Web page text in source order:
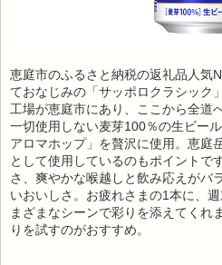
恵庭市のふるさと納税の返礼品人気
ておなじみの「サッポロクラシック
工場が恵庭市にあり、ここから全道
一切使用しない麦芽100％の生ビー
アロマホップ」を贅沢に使用。恵庭
として使用しているのもポイントで
さ、爽やかな喉越しと飲み応えがバ
いおいしさ。お疲れさまの1本に、
まざまなシーンで彩りを添えてくれ
りを試すのがおすすめ。